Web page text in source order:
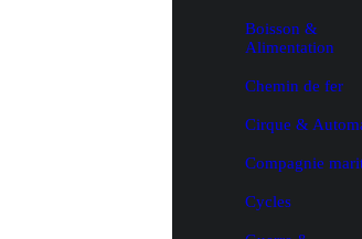
Boisson &
Alimentation
Chemin de fer
Cirque &
Compagnie
Cycles